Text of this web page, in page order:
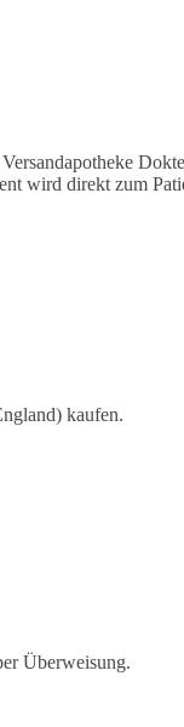
wird direkt zum
kaufen.
Überweisung.